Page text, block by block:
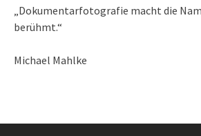
„Dokumentarfotografie macht die
berühmt.“
Michael Mahlke